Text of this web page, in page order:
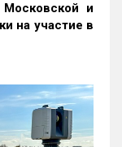
Московской и
на участие в